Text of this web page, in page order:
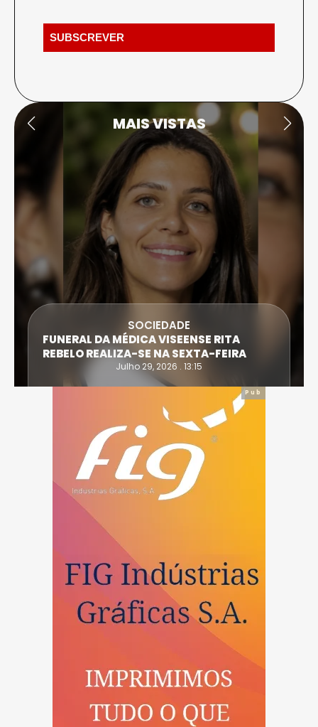
MAIS VISTAS
SOCIEDADE
FUNERAL DA MÉDICA VISEENSE RITA
REBELO REALIZA-SE NA SEXTA-FEIRA
Julho 29, 2026 . 13:15
Pub